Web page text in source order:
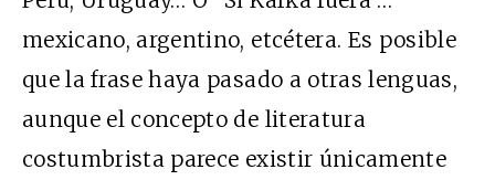
mexicano, argentino, etcétera. Es posible
que la frase haya pasado a otras lenguas,
aunque el concepto de literatura
costumbrista parece existir únicamente